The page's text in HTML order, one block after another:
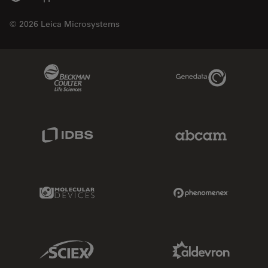
© 2026 Leica Microsystems
Genedata Link
Molecular Devices Link
Sciex Link